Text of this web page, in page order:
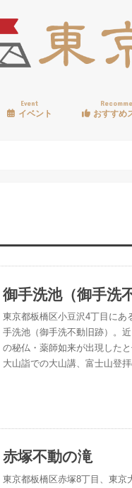
Event
イベント おすすめ
御手洗池（御手洗
東京都板橋区小豆沢4丁目にあ
手洗池（御手洗不動旧跡）。
の秘仏・薬師如来が出現した
大山詣での大山講、富士山登
赤塚不動の滝
東京都板橋区赤塚8丁目、東京